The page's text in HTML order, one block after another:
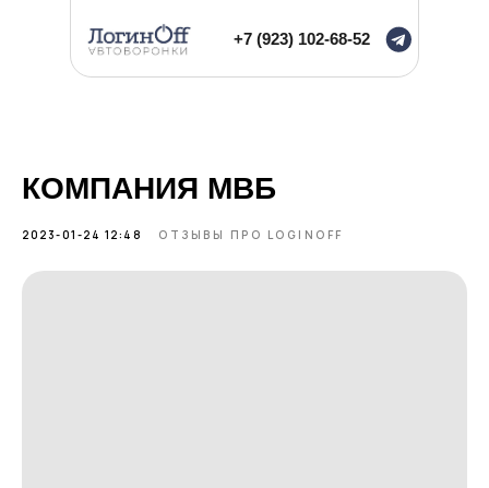
+7 (923) 102-68-52
КОМПАНИЯ МВБ
2023-01-24 12:48 ОТЗЫВЫ ПРО LOGINOFF